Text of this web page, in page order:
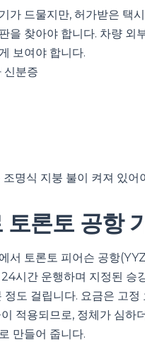
가 드물지만, 허가받은 택
을 찾아야 합니다. 차량 외
보여야 합니다.
신분증
명식 지붕 불이 켜져 있어
토론토 공항
서 토론토 피어슨 공항
시간 운행하며 지정된 승
도 걸립니다. 요금은 고정
적용되므로, 정체가 심
만들어 줍니다.